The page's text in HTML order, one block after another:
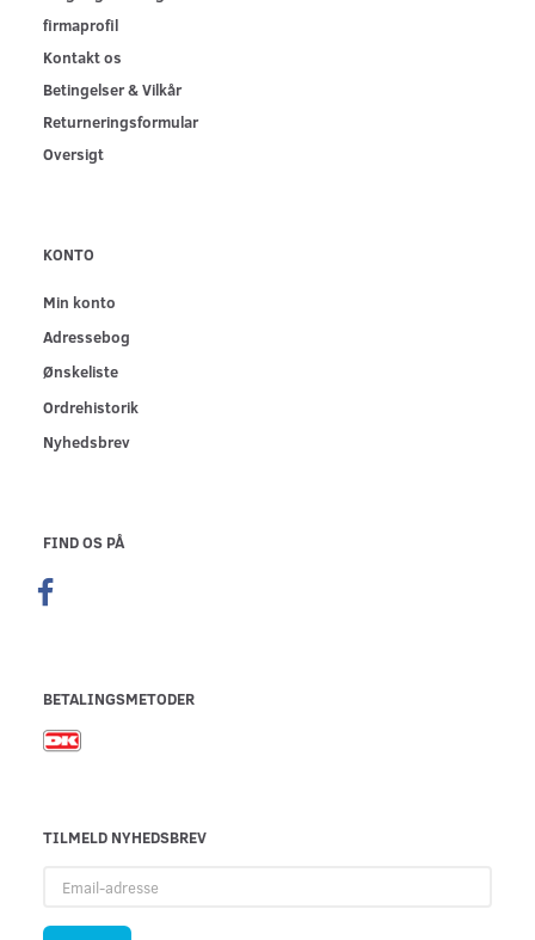
firmaprofil
Kontakt os
Betingelser & Vilkår
Returneringsformular
Oversigt
KONTO
Min konto
Adressebog
Ønskeliste
Ordrehistorik
Nyhedsbrev
FIND OS PÅ
BETALINGSMETODER
TILMELD NYHEDSBREV
adresse